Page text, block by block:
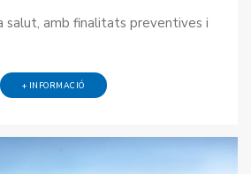
salut, amb finalitats preventives i
+ INFORMACIÓ